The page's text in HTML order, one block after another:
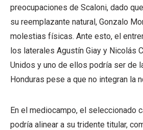
preocupaciones de Scaloni, dado
su reemplazante natural, Gonzalo
molestias físicas. Ante esto, el
los laterales Agustín Giay y Nicolás
Unidos y uno de ellos podría ser de
Honduras pese a que no integran la
En el mediocampo, el seleccionado
podría alinear a su tridente titular,